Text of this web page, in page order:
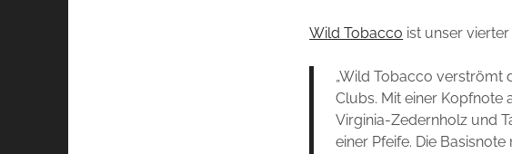
Wild Tobacco ist unser
„Wild Tobacco verströmt
Clubs. Mit einer Kopfnote
Virginia-Zedernholz und
einer Pfeife. Die